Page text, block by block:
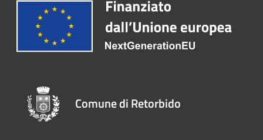
Comune di Retorbido